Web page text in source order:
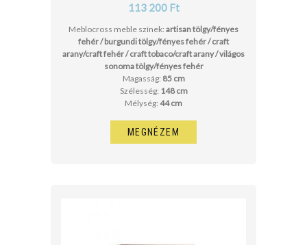
113 200 Ft
Meblocross meble színek: artisan tölgy/fényes
fehér / burgundi tölgy/fényes fehér / craft
arany/craft fehér / craft tobaco/craft arany / világos
sonoma tölgy/fényes fehér
Magasság: 85 cm
Szélesség: 148 cm
Mélység: 44 cm
MEGNÉZEM